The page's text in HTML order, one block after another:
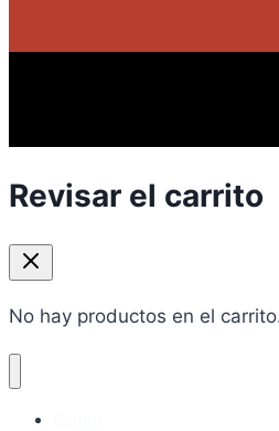
Revisar el carrito
No hay productos en el